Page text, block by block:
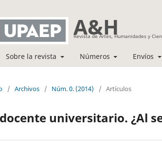
A&H
Revista de Artes, Humanidades y
Sobre la revista Números Envíos
/ Archivos / Núm. 0. (2014) / Artículos
universitario. ¿Al